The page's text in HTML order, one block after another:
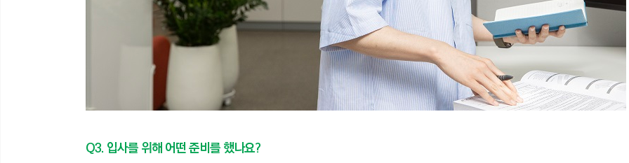
Q3. 입사를 위해 어떤 준비를 했나요?